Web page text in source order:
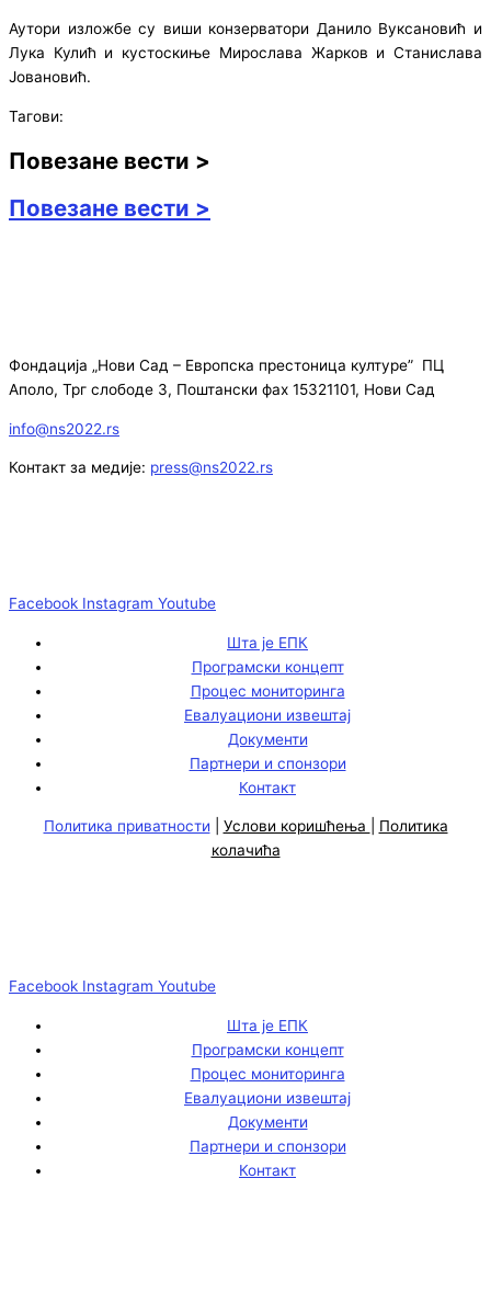
Аутори изложбе су виши конзерватори Данило Вуксановић и
Лука Кулић и кустоскиње Мирослава Жарков и Станислава
Јовановић.
Тагови:
Повезане вести >
Повезане вести >
Фондација „Нови Сад – Европска престоница културе” ПЦ
Аполо, Трг слободе 3, Поштански фах 15321101, Нови Сад
info@ns2022.rs
Контакт за медије: press@ns2022.rs
Facebook Instagram Youtube
Шта је ЕПК
Програмски концепт
Процес мониторинга
Евалуациони извештај
Документи
Партнери и спонзори
Контакт
Политика приватности Услови коришћења
Политика
колачића
Facebook Instagram Youtube
Шта је ЕПК
Програмски концепт
Процес мониторинга
Евалуациони извештај
Документи
Партнери и спонзори
Контакт